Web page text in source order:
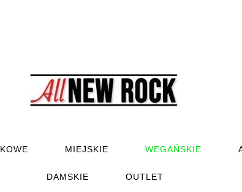
MIEJSKIE WEGAŃSKIE
DAMSKIE OUTLET